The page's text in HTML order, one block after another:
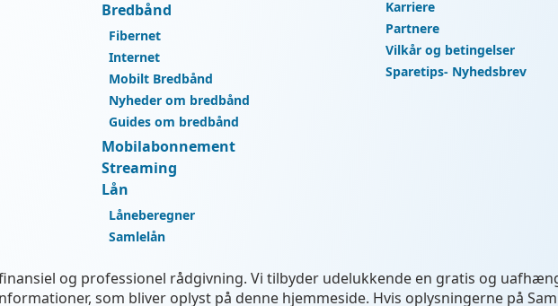
Bredbånd
Fibernet
Internet
Mobilt Bredbånd
Nyheder om bredbånd
Guides om bredbånd
Mobilabonnement
Streaming
Lån
Låneberegner
Samlelån
Karriere
Partnere
Vilkår og betingelser
Sparetips- Nyhedsbrev
og professionel rådgivning. Vi tilbyder udelukkende en gratis og
som bliver oplyst på denne hjemmeside. Hvis oplysningerne på